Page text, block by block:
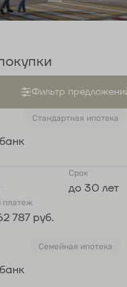
Фильтр
Стандартная ипотека
Срок
до 30 лет
платеж
787 руб.
Семейная ипотека